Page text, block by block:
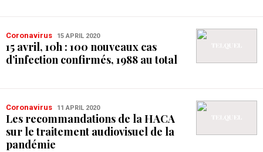
Coronavirus 15 APRIL 2020
15 avril, 10h : 100 nouveaux cas
d’infection confirmés, 1988 au total
Coronavirus 11 APRIL 2020
Les recommandations de la HACA
sur le traitement audiovisuel de la
pandémie